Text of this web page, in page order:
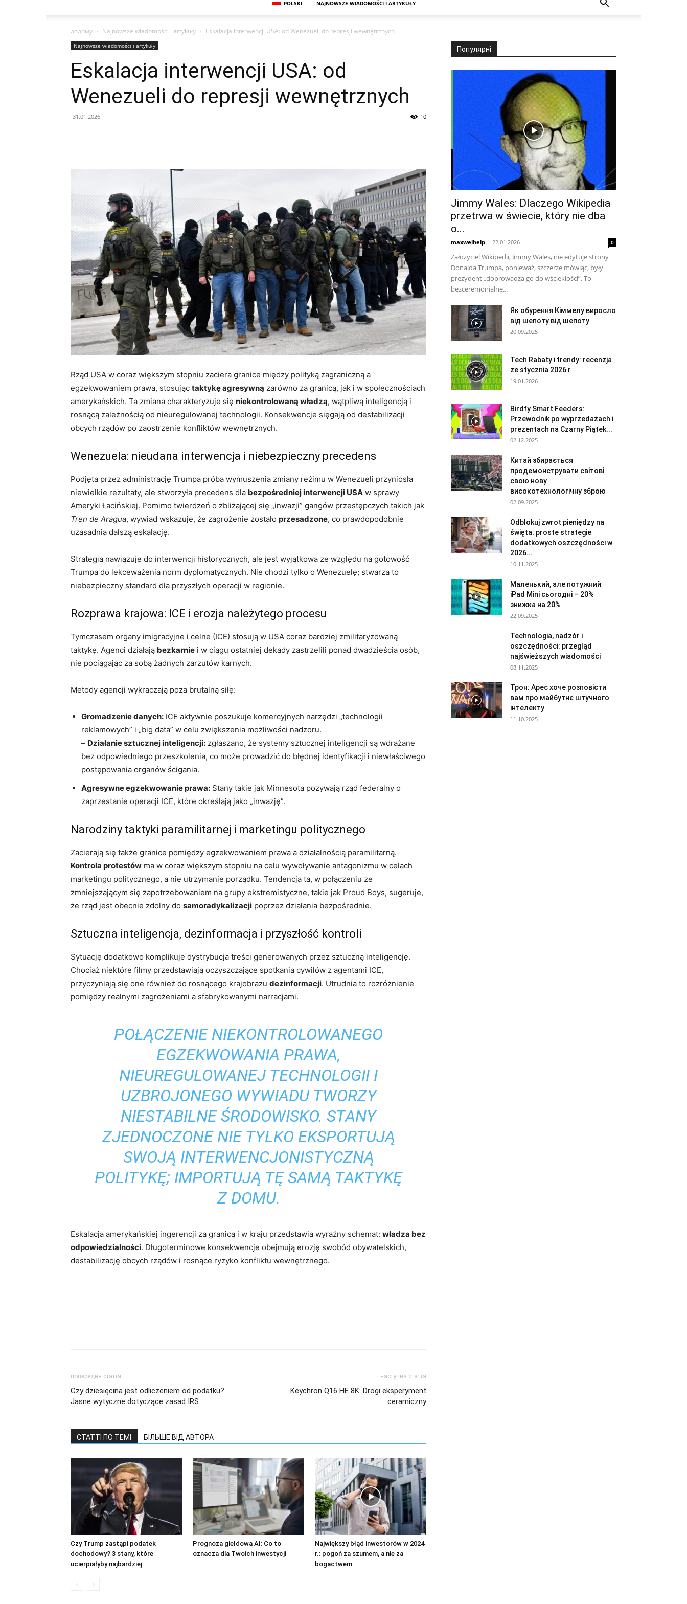
POLSKI NAJNOWSZE WIADOMOŚCI I ARTYKUŁY
додому Najnowsze wiadomości i artykuły Eskalacja interwencji USA: od Wenezueli do represji wewnętrznych
Najnowsze wiadomości i artykuły
Eskalacja interwencji USA: od
Wenezueli do represji wewnętrznych
31.01.2026 10
Rząd USA w coraz większym stopniu zaciera granice między polityką zagraniczną a
egzekwowaniem prawa, stosując taktykę agresywną zarówno za granicą, jak i w społecznościach
amerykańskich. Ta zmiana charakteryzuje się niekontrolowaną władzą, wątpliwą inteligencją i
rosnącą zależnością od nieuregulowanej technologii. Konsekwencje sięgają od destabilizacji
obcych rządów po zaostrzenie konfliktów wewnętrznych.
Wenezuela: nieudana interwencja i niebezpieczny precedens
Podjęta przez administrację Trumpa próba wymuszenia zmiany reżimu w Wenezueli przyniosła
niewielkie rezultaty, ale stworzyła precedens dla bezpośredniej interwencji USA w sprawy
Ameryki Łacińskiej. Pomimo twierdzeń o zbliżającej się „inwazji” gangów przestępczych takich jak
Tren de Aragua, wywiad wskazuje, że zagrożenie zostało przesadzone, co prawdopodobnie
uzasadnia dalszą eskalację.
Strategia nawiązuje do interwencji historycznych, ale jest wyjątkowa ze względu na gotowość
Trumpa do lekceważenia norm dyplomatycznych. Nie chodzi tylko o Wenezuelę; stwarza to
niebezpieczny standard dla przyszłych operacji w regionie.
Rozprawa krajowa: ICE i erozja należytego procesu
Tymczasem organy imigracyjne i celne (ICE) stosują w USA coraz bardziej zmilitaryzowaną
taktykę. Agenci działają bezkarnie i w ciągu ostatniej dekady zastrzelili ponad dwadzieścia osób,
nie pociągając za sobą żadnych zarzutów karnych.
Metody agencji wykraczają poza brutalną siłę:
Gromadzenie danych: ICE aktywnie poszukuje komercyjnych narzędzi „technologii
reklamowych” i „big data” w celu zwiększenia możliwości nadzoru.
– Działanie sztucznej inteligencji: zgłaszano, że systemy sztucznej inteligencji są wdrażane
bez odpowiedniego przeszkolenia, co może prowadzić do błędnej identyfikacji i niewłaściwego
postępowania organów ścigania.
Agresywne egzekwowanie prawa: Stany takie jak Minnesota pozywają rząd federalny o
zaprzestanie operacji ICE, które określają jako „inwazję”.
Narodziny taktyki paramilitarnej i marketingu politycznego
Zacierają się także granice pomiędzy egzekwowaniem prawa a działalnością paramilitarną.
Kontrola protestów ma w coraz większym stopniu na celu wywoływanie antagonizmu w celach
marketingu politycznego, a nie utrzymanie porządku. Tendencja ta, w połączeniu ze
zmniejszającym się zapotrzebowaniem na grupy ekstremistyczne, takie jak Proud Boys, sugeruje,
że rząd jest obecnie zdolny do samoradykalizacji poprzez działania bezpośrednie.
Sztuczna inteligencja, dezinformacja i przyszłość kontroli
Sytuację dodatkowo komplikuje dystrybucja treści generowanych przez sztuczną inteligencję.
Chociaż niektóre filmy przedstawiają oczyszczające spotkania cywilów z agentami ICE,
przyczyniają się one również do rosnącego krajobrazu dezinformacji. Utrudnia to rozróżnienie
pomiędzy realnymi zagrożeniami a sfabrykowanymi narracjami.
POŁĄCZENIE NIEKONTROLOWANEGO
EGZEKWOWANIA PRAWA,
NIEUREGULOWANEJ TECHNOLOGII I
UZBROJONEGO WYWIADU TWORZY
NIESTABILNE ŚRODOWISKO. STANY
ZJEDNOCZONE NIE TYLKO EKSPORTUJĄ
SWOJĄ INTERWENCJONISTYCZNĄ
POLITYKĘ; IMPORTUJĄ TĘ SAMĄ TAKTYKĘ
Z DOMU.
Eskalacja amerykańskiej ingerencji za granicą i w kraju przedstawia wyraźny schemat: władza bez
odpowiedzialności. Długoterminowe konsekwencje obejmują erozję swobód obywatelskich,
destabilizację obcych rządów i rosnące ryzyko konfliktu wewnętrznego.
попередня стаття
Czy dziesięcina jest odliczeniem od podatku?
Jasne wytyczne dotyczące zasad IRS
наступна стаття
Keychron Q16 HE 8K: Drogi eksperyment
ceramiczny
СТАТТІ ПО ТЕМІ БІЛЬШЕ ВІД АВТОРА
Czy Trump zastąpi podatek
dochodowy? 3 stany, które
ucierpiałyby najbardziej
Prognoza giełdowa AI: Co to
oznacza dla Twoich inwestycji
Największy błąd inwestorów w 2024
r.: pogoń za szumem, a nie za
bogactwem
Популярні
Jimmy Wales: Dlaczego Wikipedia
przetrwa w świecie, który nie dba
o...
maxwelhelp - 22.01.2026 0
Założyciel Wikipedii, Jimmy Wales, nie edytuje strony
Donalda Trumpa, ponieważ, szczerze mówiąc, były
prezydent „doprowadza go do wściekłości”. To
bezceremonialne...
Як обурення Кіммелу виросло
від шепоту від шепоту
20.09.2025
Tech Rabaty i trendy: recenzja
ze stycznia 2026 r
19.01.2026
Birdfy Smart Feeders:
Przewodnik po wyprzedażach i
prezentach na Czarny Piątek...
02.12.2025
Китай збирається
продемонструвати світові
свою нову
високотехнологічну зброю
02.09.2025
Odblokuj zwrot pieniędzy na
święta: proste strategie
dodatkowych oszczędności w
2026...
10.11.2025
Маленький, але потужний
iPad Mini сьогодні – 20%
знижка на 20%
22.09.2025
Technologia, nadzór i
oszczędności: przegląd
najświeższych wiadomości
08.11.2025
Трон: Арес хоче розповісти
вам про майбутнє штучного
інтелекту
11.10.2025